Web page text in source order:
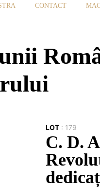
CONTACT
LOT : 179
C. D.